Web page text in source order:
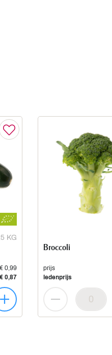
KG
€ 0,99
€ 0,87
Broccoli
prijs
ledenprijs